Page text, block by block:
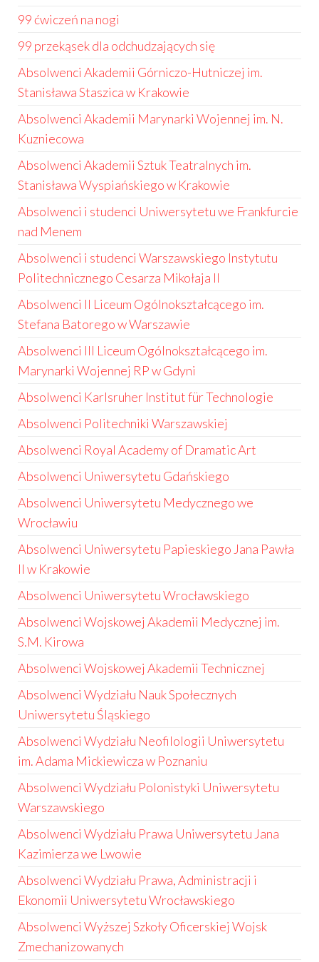
99 ćwiczeń na nogi
99 przekąsek dla odchudzających się
Absolwenci Akademii Górniczo-Hutniczej im.
Stanisława Staszica w Krakowie
Absolwenci Akademii Marynarki Wojennej im. N.
Kuzniecowa
Absolwenci Akademii Sztuk Teatralnych im.
Stanisława Wyspiańskiego w Krakowie
Absolwenci i studenci Uniwersytetu we Frankfurcie
nad Menem
Absolwenci i studenci Warszawskiego Instytutu
Politechnicznego Cesarza Mikołaja II
Absolwenci II Liceum Ogólnokształcącego im.
Stefana Batorego w Warszawie
Absolwenci III Liceum Ogólnokształcącego im.
Marynarki Wojennej RP w Gdyni
Absolwenci Karlsruher Institut für Technologie
Absolwenci Politechniki Warszawskiej
Absolwenci Royal Academy of Dramatic Art
Absolwenci Uniwersytetu Gdańskiego
Absolwenci Uniwersytetu Medycznego we
Wrocławiu
Absolwenci Uniwersytetu Papieskiego Jana Pawła
II w Krakowie
Absolwenci Uniwersytetu Wrocławskiego
Absolwenci Wojskowej Akademii Medycznej im.
S.M. Kirowa
Absolwenci Wojskowej Akademii Technicznej
Absolwenci Wydziału Nauk Społecznych
Uniwersytetu Śląskiego
Absolwenci Wydziału Neofilologii Uniwersytetu
im. Adama Mickiewicza w Poznaniu
Absolwenci Wydziału Polonistyki Uniwersytetu
Warszawskiego
Absolwenci Wydziału Prawa Uniwersytetu Jana
Kazimierza we Lwowie
Absolwenci Wydziału Prawa, Administracji i
Ekonomii Uniwersytetu Wrocławskiego
Absolwenci Wyższej Szkoły Oficerskiej Wojsk
Zmechanizowanych